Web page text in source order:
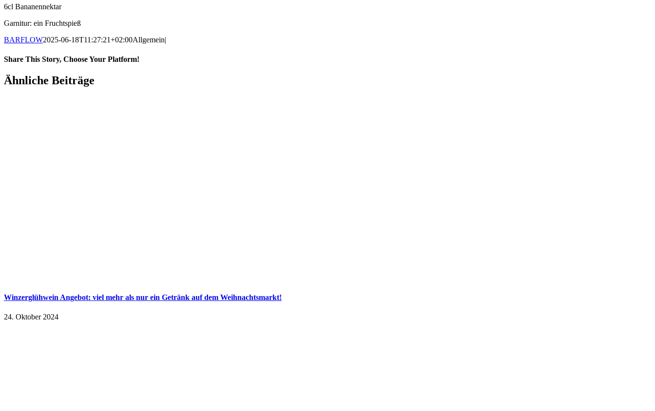
6cl Bananennektar
Garnitur: ein Fruchtspieß
BARFLOW2025-06-18T11:27:21+02:00Allgemein|
Share This Story, Choose Your Platform!
Ähnliche Beiträge
Winzerglühwein Angebot: viel mehr als nur ein Getränk auf dem Weihnachtsmarkt!
24. Oktober 2024